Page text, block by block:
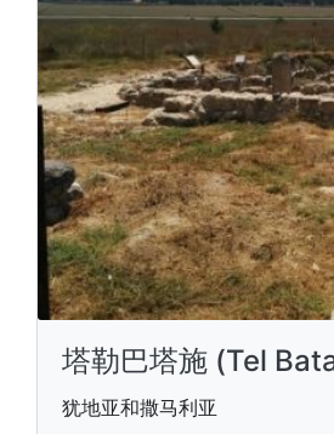
塔勒巴塔施 (Tel
犹地亚和撒马利亚